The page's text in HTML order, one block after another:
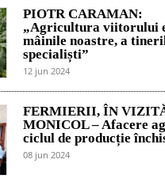
PIOTR CARAMAN:
„Agricultura viitorului
mâinile noastre, a
specialiști”
12 jun 2024
FERMIERII, ÎN
MONICOL – Afacere
ciclul de producție
08 jun 2024